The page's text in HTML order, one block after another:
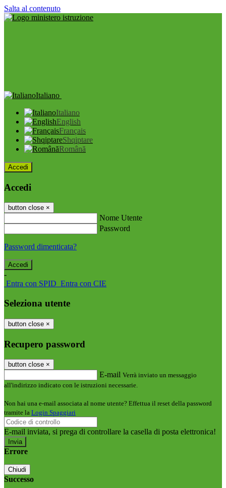
Salta al contenuto
Italiano
Italiano
English
Français
Shqiptare
Română
Accedi
Accedi
button close ×
Nome Utente
Password
Password dimenticata?
-
Entra con SPID Entra con CIE
Seleziona utente
button close ×
Recupero password
button close ×
E-mail Verrà inviato un messaggio
all'indirizzo indicato con le istruzioni necessarie.
Non hai una e-mail associata al nome utente? Effettua il reset della password
tramite la Login Spaggiari
E-mail inviata, si prega di controllare la casella di posta elettronica!
Errore
Chiudi
Successo